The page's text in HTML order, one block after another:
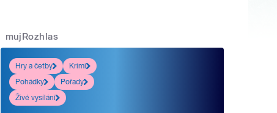
mujRozhlas
Hry a četby
Krimi
Pohádky
Pořady
Živé vysílání